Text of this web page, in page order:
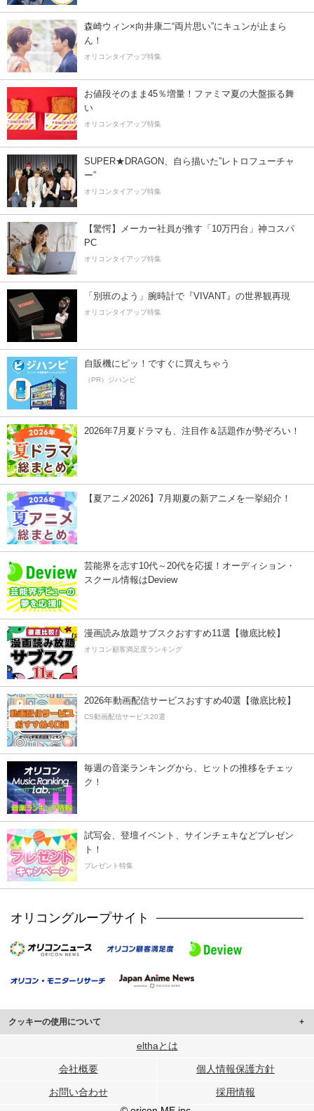
森崎ウィン×向井康二“両片思い”にキュンが止まら
ん！
オリコンタイアップ特集
お値段そのまま45％増量！ファミマ夏の大盤振る舞
い
オリコンタイアップ特集
SUPER★DRAGON、自ら描いた”レトロフューチャ
ー”
オリコンタイアップ特集
【驚愕】メーカー社員が推す「10万円台」神コスパ
PC
オリコンタイアップ特集
「別班のよう」腕時計で『VIVANT』の世界観再現
オリコンタイアップ特集
自販機にピッ！ですぐに買えちゃう
（PR）ジハンピ
2026年7月夏ドラマも、注目作＆話題作が勢ぞろい！
【夏アニメ2026】7月期夏の新アニメを一挙紹介！
芸能界を志す10代～20代を応援！オーディション・
スクール情報はDeview
漫画読み放題サブスクおすすめ11選【徹底比較】
オリコン顧客満足度ランキング
2026年動画配信サービスおすすめ40選【徹底比較】
CS動画配信サービス20選
毎週の音楽ランキングから、ヒットの推移をチェッ
ク！
試写会、登壇イベント、サインチェキなどプレゼン
ト！
プレゼント特集
オリコングループサイト
クッキーの使用について
このサイトでは Cookie を使用して、ユーザーに合わせたコンテンツや広告の
行っています。
メディアや広告配信、データ解析の各パートナーに提供しています。
各パートナーは、この情報とユーザーが各パートナーに提供した他の情報や、
elthaとは
会社概要 個人情報保護方針
お問い合わせ
採用情報